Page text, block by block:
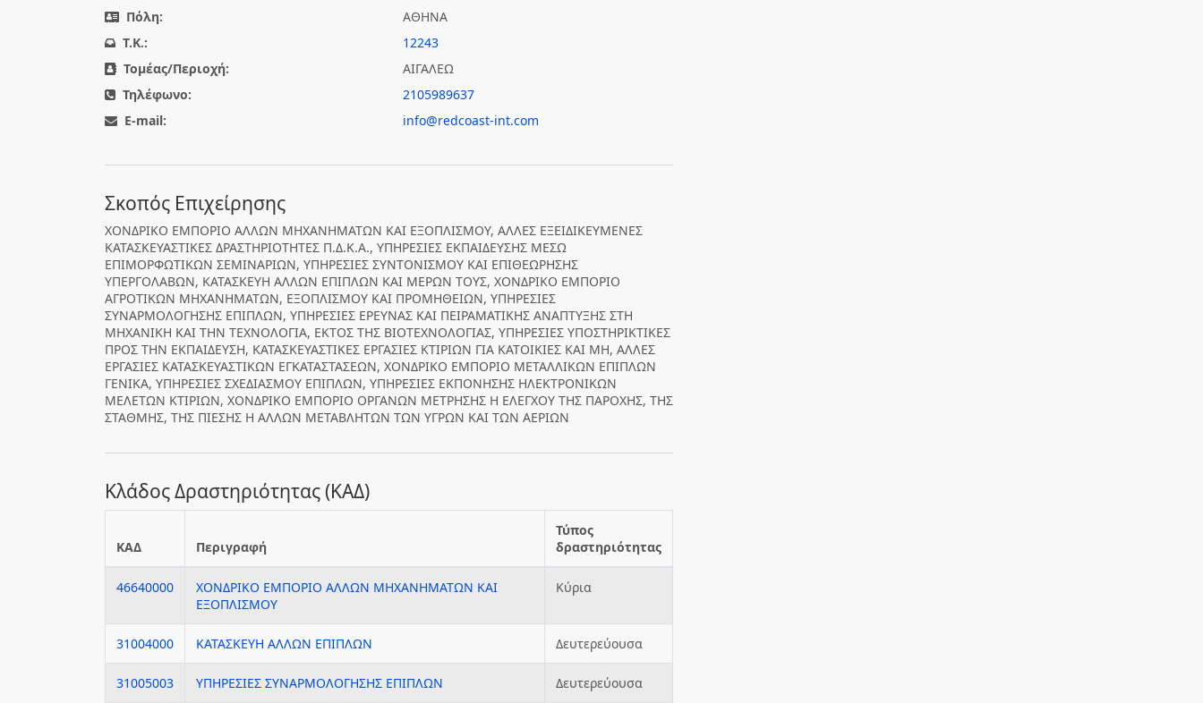
Πόλη:
ΑΘΗΝΑ
T.K.:
12243
Τομέας/Περιοχή:
ΑΙΓΑΛΕΩ
Τηλέφωνο:
2105989637
E-mail:
info@redcoast-int.com
Σκοπός Επιχείρησης
ΧΟΝΔΡΙΚΟ ΕΜΠΟΡΙΟ ΑΛΛΩΝ ΜΗΧΑΝΗΜΑΤΩΝ ΚΑΙ ΕΞΟΠΛΙΣΜΟΥ, ΑΛΛΕΣ ΕΞΕΙΔΙΚΕΥΜΕΝΕΣ
ΚΑΤΑΣΚΕΥΑΣΤΙΚΕΣ ΔΡΑΣΤΗΡΙΟΤΗΤΕΣ Π.Δ.Κ.Α., ΥΠΗΡΕΣΙΕΣ ΕΚΠΑΙΔΕΥΣΗΣ ΜΕΣΩ
ΕΠΙΜΟΡΦΩΤΙΚΩΝ ΣΕΜΙΝΑΡΙΩΝ, ΥΠΗΡΕΣΙΕΣ ΣΥΝΤΟΝΙΣΜΟΥ ΚΑΙ ΕΠΙΘΕΩΡΗΣΗΣ
ΥΠΕΡΓΟΛΑΒΩΝ, ΚΑΤΑΣΚΕΥΗ ΑΛΛΩΝ ΕΠΙΠΛΩΝ ΚΑΙ ΜΕΡΩΝ ΤΟΥΣ, ΧΟΝΔΡΙΚΟ ΕΜΠΟΡΙΟ
ΑΓΡΟΤΙΚΩΝ ΜΗΧΑΝΗΜΑΤΩΝ, ΕΞΟΠΛΙΣΜΟΥ ΚΑΙ ΠΡΟΜΗΘΕΙΩΝ, ΥΠΗΡΕΣΙΕΣ
ΣΥΝΑΡΜΟΛΟΓΗΣΗΣ ΕΠΙΠΛΩΝ, ΥΠΗΡΕΣΙΕΣ ΕΡΕΥΝΑΣ ΚΑΙ ΠΕΙΡΑΜΑΤΙΚΗΣ ΑΝΑΠΤΥΞΗΣ ΣΤΗ
ΜΗΧΑΝΙΚΗ ΚΑΙ ΤΗΝ ΤΕΧΝΟΛΟΓΙΑ, ΕΚΤΟΣ ΤΗΣ ΒΙΟΤΕΧΝΟΛΟΓΙΑΣ, ΥΠΗΡΕΣΙΕΣ ΥΠΟΣΤΗΡΙΚΤΙΚΕΣ
ΠΡΟΣ ΤΗΝ ΕΚΠΑΙΔΕΥΣΗ, ΚΑΤΑΣΚΕΥΑΣΤΙΚΕΣ ΕΡΓΑΣΙΕΣ ΚΤΙΡΙΩΝ ΓΙΑ ΚΑΤΟΙΚΙΕΣ ΚΑΙ ΜΗ, ΑΛΛΕΣ
ΕΡΓΑΣΙΕΣ ΚΑΤΑΣΚΕΥΑΣΤΙΚΩΝ ΕΓΚΑΤΑΣΤΑΣΕΩΝ, ΧΟΝΔΡΙΚΟ ΕΜΠΟΡΙΟ ΜΕΤΑΛΛΙΚΩΝ ΕΠΙΠΛΩΝ
ΓΕΝΙΚΑ, ΥΠΗΡΕΣΙΕΣ ΣΧΕΔΙΑΣΜΟΥ ΕΠΙΠΛΩΝ, ΥΠΗΡΕΣΙΕΣ ΕΚΠΟΝΗΣΗΣ ΗΛΕΚΤΡΟΝΙΚΩΝ
ΜΕΛΕΤΩΝ ΚΤΙΡΙΩΝ, ΧΟΝΔΡΙΚΟ ΕΜΠΟΡΙΟ ΟΡΓΑΝΩΝ ΜΕΤΡΗΣΗΣ Η ΕΛΕΓΧΟΥ ΤΗΣ ΠΑΡΟΧΗΣ, ΤΗΣ
ΣΤΑΘΜΗΣ, ΤΗΣ ΠΙΕΣΗΣ Η ΑΛΛΩΝ ΜΕΤΑΒΛΗΤΩΝ ΤΩΝ ΥΓΡΩΝ ΚΑΙ ΤΩΝ ΑΕΡΙΩΝ
Κλάδος Δραστηριότητας (ΚΑΔ)
ΚΑΔ Περιγραφή
Τύπος
δραστηριότητας
46640000
ΧΟΝΔΡΙΚΟ ΕΜΠΟΡΙΟ ΑΛΛΩΝ ΜΗΧΑΝΗΜΑΤΩΝ ΚΑΙ
ΕΞΟΠΛΙΣΜΟΥ
Κύρια
31004000 ΚΑΤΑΣΚΕΥΗ ΑΛΛΩΝ ΕΠΙΠΛΩΝ Δευτερεύουσα
31005003 ΥΠΗΡΕΣΙΕΣ ΣΥΝΑΡΜΟΛΟΓΗΣΗΣ ΕΠΙΠΛΩΝ Δευτερεύουσα